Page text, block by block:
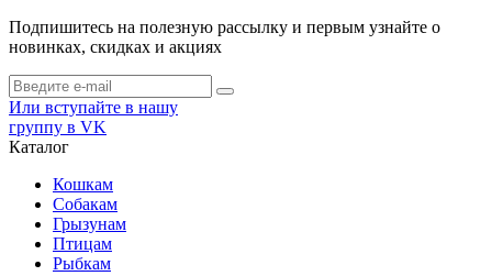
Подпишитесь на полезную рассылку и первым узнайте о
новинках, скидках и акциях
Или вступайте в нашу
группу в VK
Каталог
Кошкам
Собакам
Грызунам
Птицам
Рыбкам